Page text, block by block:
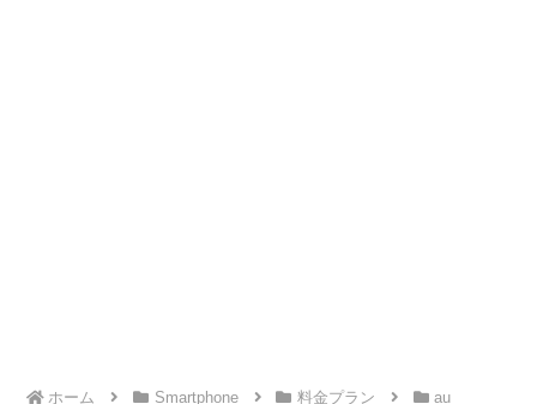
ホーム Smartphone 料金プラン au